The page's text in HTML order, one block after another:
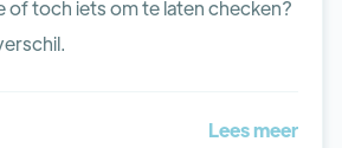
of toch iets om te laten checken?
Lees meer